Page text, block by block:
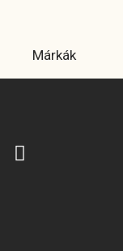
Márkák